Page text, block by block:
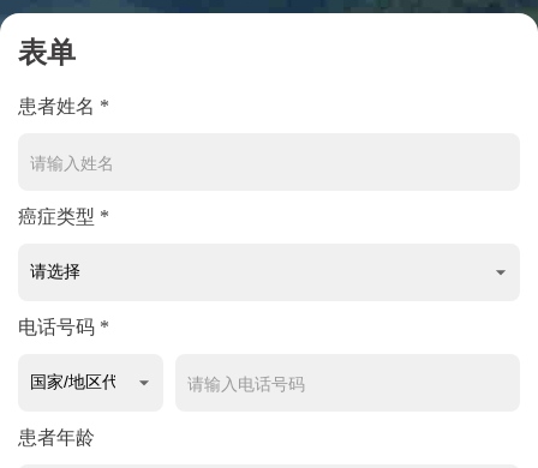
表单
患者姓名 *
癌症类型 *
电话号码 *
患者年龄